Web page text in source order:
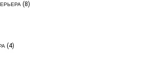
(8)
(4)